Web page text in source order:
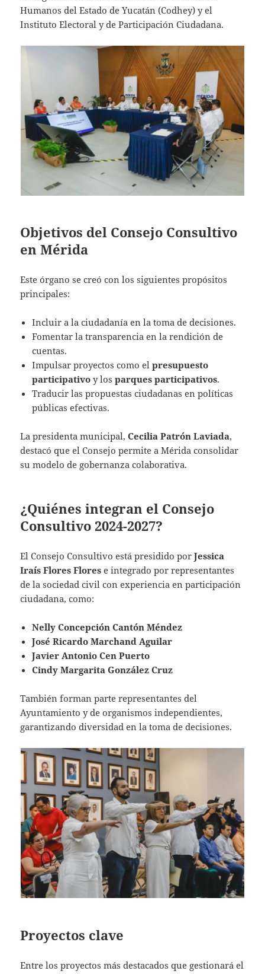
Humanos del Estado de Yucatán (Codhey) y el
Instituto Electoral y de Participación Ciudadana.
Objetivos del Consejo Consultivo
en Mérida
Este órgano se creó con los siguientes propósitos
principales:
Incluir a la ciudadanía en la toma de decisiones.
Fomentar la transparencia en la rendición de
cuentas.
Impulsar proyectos como elpresupuesto
participativo y losparques participativos.
Traducir las propuestas ciudadanas en políticas
públicas efectivas.
La presidenta municipal,Cecilia Patrón Laviada,
destacó que el Consejo permite a Mérida consolidar
su modelo de gobernanza colaborativa.
¿Quiénes integran el Consejo
Consultivo 2024-2027?
El Consejo Consultivo está presidido porJessica
Iraís Flores Flores e integrado por representantes
de la sociedad civil con experiencia en participación
ciudadana, como:
Nelly Concepción Cantón Méndez
José Ricardo Marchand Aguilar
Javier Antonio Cen Puerto
Cindy Margarita González Cruz
También forman parte representantes del
Ayuntamiento y de organismos independientes,
garantizando diversidad en la toma de decisiones.
Proyectos clave
Entre los proyectos más destacados que gestionará el